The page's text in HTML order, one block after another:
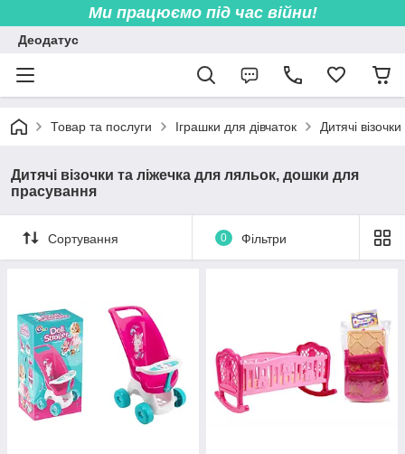
Ми працюємо під час війни!
Деодатус
Товар та послуги Іграшки для дівчаток Дитячі
Дитячі візочки та ліжечка для ляльок, дошки для
прасування
Сортування 0 Фільтри